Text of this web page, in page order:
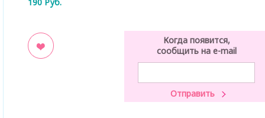
Когда появится,
сообщить на e-mail